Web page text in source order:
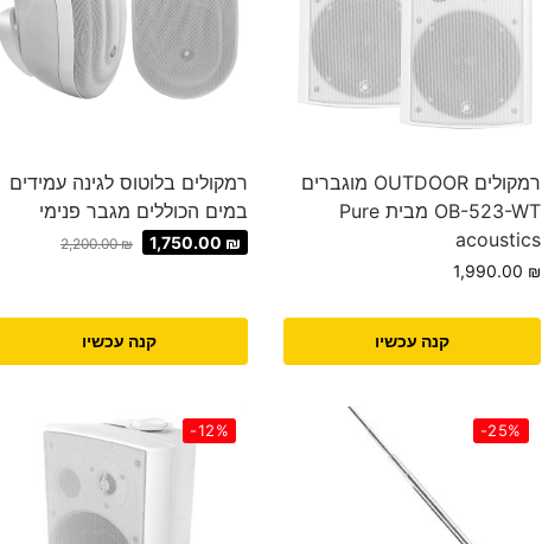
רמקולים OUTDOOR מוגברים
OB-523-WT מבית Pure
acoustics
1,990.00 ₪
קנה עכשיו
רמקולים בלוטוס לגינה עמידים
במים הכוללים מגבר פנימי
2,200.00₪ 1,750.00 ₪
קנה עכשיו
-25%
-12%